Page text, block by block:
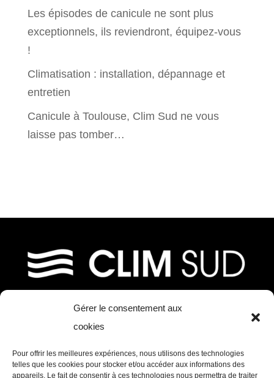
Gérer le consentement aux
cookies
Pour offrir les meilleures expériences, nous utilisons des technologies
telles que les cookies pour stocker et/ou accéder aux informations des
appareils. Le fait de consentir à ces technologies nous permettra de traiter
Les épisodes de canicule ne sont plus
exceptionnels, ils reviendront, équipez-vous
!
Climatisation : installation, dépannage et
entretien
Canicule à Toulouse, Clim Sud ne vous
laisse pas tomber…
39, chemin de Fournolis
31170 Tournefeuille
Tél. : 05 61 73 97 11 – Mail :